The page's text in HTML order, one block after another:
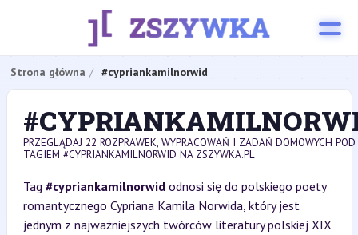
Strona główna #cypriankamilnorwid
PRZEGLĄDAJ 22 ROZPRAWEK, WYPRACOWAŃ I ZADAŃ DOMOWYCH POD
TAGIEM #CYPRIANKAMILNORWID NA ZSZYWKA.PL
Tag #cypriankamilnorwidodnosi się do polskiego poety
romantycznego Cypriana Kamila Norwida, który jest
jednym z najważniejszych twórców literatury polskiej XIX